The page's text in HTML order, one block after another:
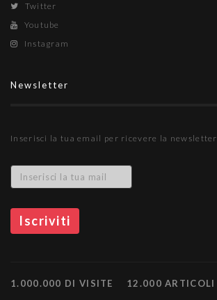
Twitter
Youtube
Instagram
Newsletter
Inserisci la tua email per ricevere la newsletter
1.000.000 DI VISITE 12.000 ARTICOLI